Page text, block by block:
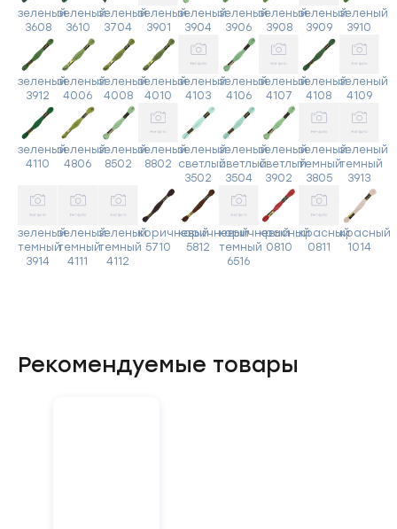
зеленый
3608
зеленый
3610
зеленый
3704
зеленый
3901
зеленый
3904
зеленый
3906
зеленый
3908
зеленый
3909
зеленый
3910
зеленый
3912
зеленый
4006
зеленый
4008
зеленый
4010
зеленый
4103
зеленый
4106
зеленый
4107
зеленый
4108
зеленый
4109
зеленый
4110
зеленый
4806
зеленый
8502
зеленый
8802
зеленый
светлый
3502
зеленый
светлый
3504
зеленый
светлый
3902
зеленый
темный
3805
зеленый
темный
3913
зеленый
темный
3914
зеленый
темный
4111
зеленый
темный
4112
коричневый
5710
коричневый
5812
коричневый
темный
6516
красный
0810
красный
0811
красный
1014
Рекомендуемые товары